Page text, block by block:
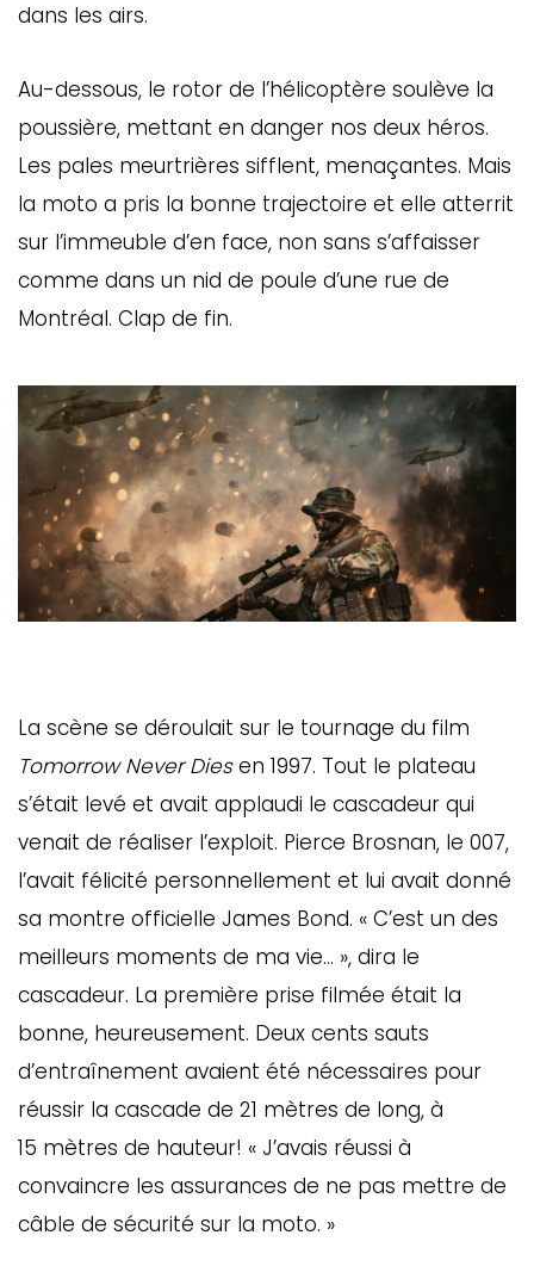
dans les airs.
Au-dessous, le rotor de l’hélicoptère soulève la
poussière, mettant en danger nos deux héros.
Les pales meurtrières sifflent, menaçantes. Mais
la moto a pris la bonne trajectoire et elle atterrit
sur l’immeuble d’en face, non sans s’affaisser
comme dans un nid de poule d’une rue de
Montréal. Clap de fin.
La scène se déroulait sur le tournage du film
Tomorrow Never Diesen 1997. Tout le plateau
s’était levé et avait applaudi le cascadeur qui
venait de réaliser l’exploit. Pierce Brosnan, le 007,
l’avait félicité personnellement et lui avait donné
sa montre officielle James Bond. « C’est un des
meilleurs moments de ma vie… », dira le
cascadeur. La première prise filmée était la
bonne, heureusement. Deux cents sauts
d’entraînement avaient été nécessaires pour
réussir la cascade de 21 mètres de long, à
15 mètres de hauteur! « J’avais réussi à
convaincre les assurances de ne pas mettre de
câble de sécurité sur la moto. »